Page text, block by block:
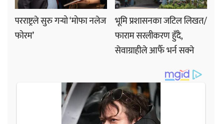
परराष्ट्रले सुरु गर्‍यो ‘मोफा नलेज
फोरम’
भूमि प्रशासनका जटिल लिखत/
फाराम सरलीकरण हुँदै,
सेवाग्राहीले आफैँ भर्न सक्ने